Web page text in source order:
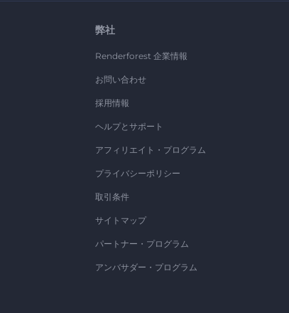
弊社
Renderforest 企業情報
お問い合わせ
採用情報
ヘルプとサポート
アフィリエイト・プログラム
プライバシーポリシー
取引条件
サイトマップ
パートナー・プログラム
アンバサダー・プログラム